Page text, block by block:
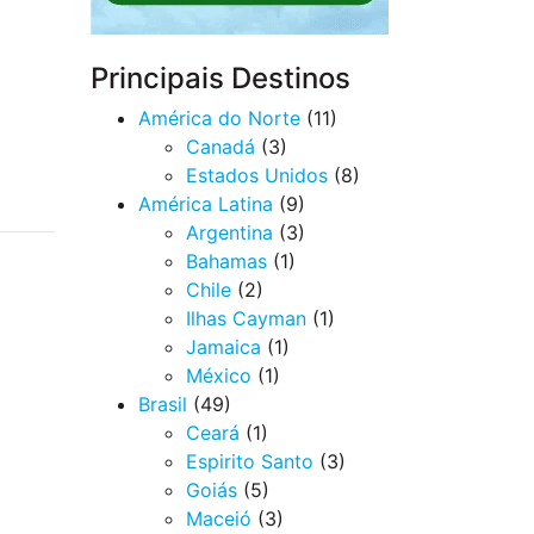
Principais Destinos
América do Norte (11)
Canadá (3)
Estados Unidos (8)
América Latina (9)
Argentina (3)
Bahamas (1)
Chile (2)
Ilhas Cayman (1)
Jamaica (1)
México (1)
Brasil (49)
Ceará (1)
Espirito Santo (3)
Goiás (5)
Maceió (3)